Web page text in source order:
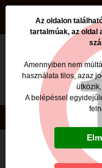
beszamolok.hu
Nincs ilyen
Valószínűleg egy
vagy rosszul
Az oldalon
tartalmúak, az oldal
Amennyiben nem
használata tilos, azaz
A belépéssel